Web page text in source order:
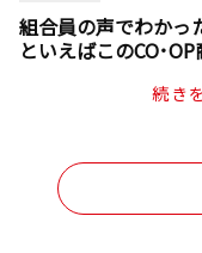
組合員の声でわか
といえばこのCO･OP
続き